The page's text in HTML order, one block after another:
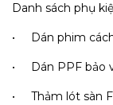
Danh sách phụ
• Dán phim
• Dán PPF bảo
• Thảm lót sàn